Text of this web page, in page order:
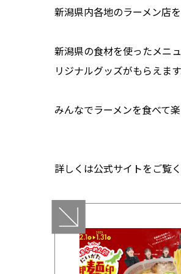
新潟県内各地のラーメン店
新潟県の食材を使ったメニ
リジナルグッズがもらえます
みんなでラーメンを食べて
詳しくは公式サイトをご覧く